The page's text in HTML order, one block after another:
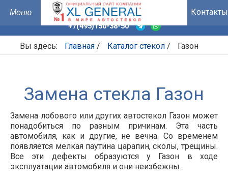
Контакты
+7(495)150-38-50
Вы здесь: Главная / Каталог стекол / Газон
Замена стекла Газон
Замена лобового или других автостекол Газон может
понадобиться по разным причинам. Эта часть
автомобиля, как и другие, не вечна. Со временем
появляется мелкая паутина царапин, сколы, трещины.
Все эти дефекты образуются у Газон в ходе
эксплуатации автомобиля и они неизбежны.